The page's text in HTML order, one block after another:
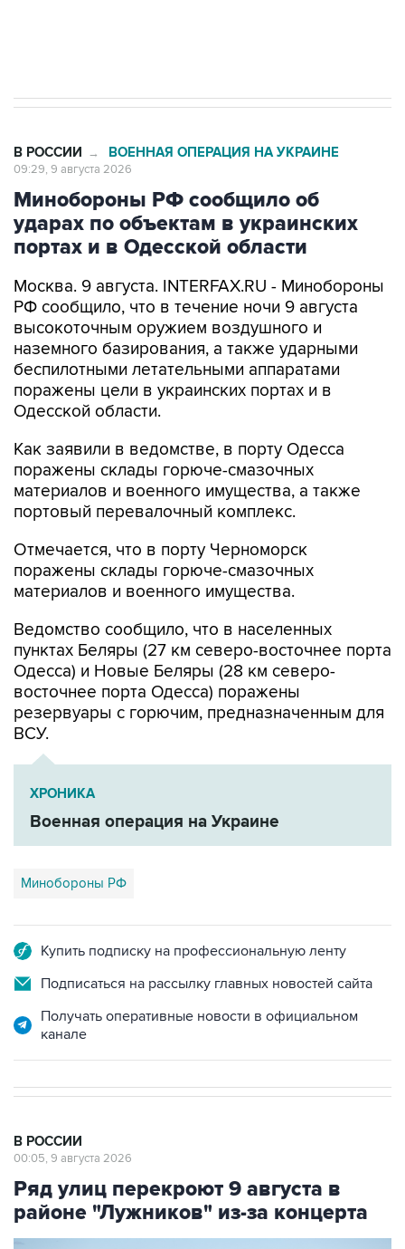
В РОССИИ → ВОЕННАЯ ОПЕРАЦИЯ НА УКРАИНЕ
09:29, 9 августа 2026
Минобороны РФ сообщило об
ударах по объектам в украинских
портах и в Одесской области
Москва. 9 августа. INTERFAX.RU - Минобороны
РФ сообщило, что в течение ночи 9 августа
высокоточным оружием воздушного и
наземного базирования, а также ударными
беспилотными летательными аппаратами
поражены цели в украинских портах и в
Одесской области.
Как заявили в ведомстве, в порту Одесса
поражены склады горюче-смазочных
материалов и военного имущества, а также
портовый перевалочный комплекс.
Отмечается, что в порту Черноморск
поражены склады горюче-смазочных
материалов и военного имущества.
Ведомство сообщило, что в населенных
пунктах Беляры (27 км северо-восточнее порта
Одесса) и Новые Беляры (28 км северо-
восточнее порта Одесса) поражены
резервуары с горючим, предназначенным для
ВСУ.
ХРОНИКА
Военная операция на Украине
Минобороны РФ
Купить подписку на профессиональную ленту
Подписаться на рассылку главных новостей сайта
Получать оперативные новости в официальном
канале
В РОССИИ
00:05, 9 августа 2026
Ряд улиц перекроют 9 августа в
районе "Лужников" из-за концерта